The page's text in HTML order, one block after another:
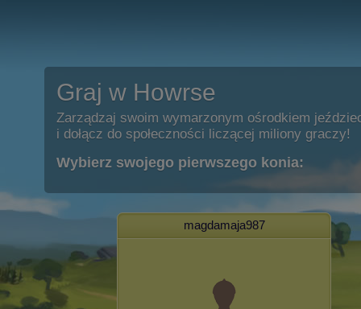
Graj w Howrse
Zarządzaj swoim wymarzonym ośrodkiem
i dołącz do społeczności liczącej miliony graczy!
Wybierz swojego pierwszego konia:
magdamaja987